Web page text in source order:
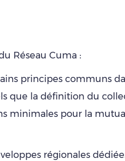
Réseau Cuma :
principes communs
que la définition du
minimales pour la
régionales